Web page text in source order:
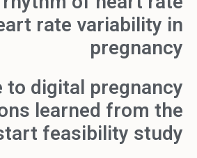
rate variability in
pregnancy
to digital pregnancy
learned from the
feasibility study